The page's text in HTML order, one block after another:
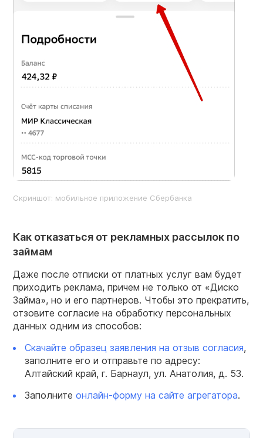
Скриншот: мобильное приложение Сбербанка
Как отказаться от рекламных рассылок по
займам
Даже после отписки от платных услуг вам будет
приходить реклама, причем не только от «Диско
Займа», но и его партнеров. Чтобы это прекратить,
отзовите согласие на обработку персональных
данных одним из способов:
Скачайте образец заявления на отзыв согласия,
заполните его и отправьте по адресу:
Алтайский край, г. Барнаул, ул. Анатолия, д. 53.
Заполните онлайн-форму на сайте агрегатора.